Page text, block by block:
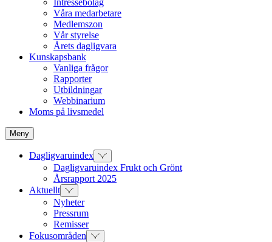
Intressebolag
Våra medarbetare
Medlemszon
Vår styrelse
Årets dagligvara
Kunskapsbank
Vanliga frågor
Rapporter
Utbildningar
Webbinarium
Moms på livsmedel
Meny
Dagligvaruindex
Dagligvaruindex Frukt och Grönt
Årsrapport 2025
Aktuellt
Nyheter
Pressrum
Remisser
Fokusområden